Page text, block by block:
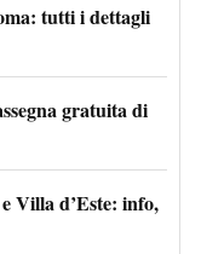
tutti i dettagli
gratuita di
Villa d’Este: info,